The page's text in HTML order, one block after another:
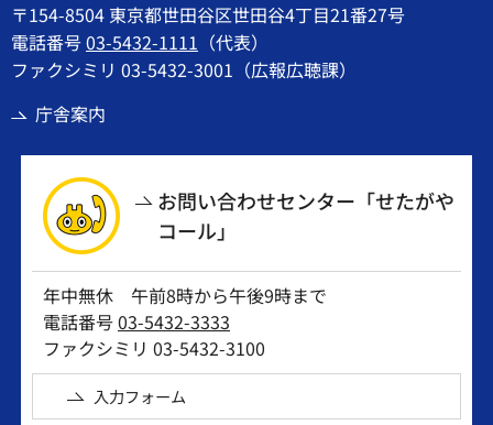
〒154-8504 東京都世田谷区世田谷4丁目21番27号
電話番号03-5432-1111 （代表）
ファクシミリ 03-5432-3001（広報広聴課）
庁舎案内
お問い合わせセンター「せたがや
コール」
年中無休 午前8時から午後9時まで
電話番号03-5432-3333
ファクシミリ 03-5432-3100
入力フォーム